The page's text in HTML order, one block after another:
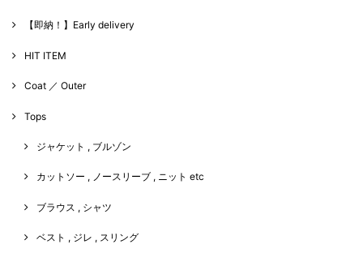
【即納！】Early delivery
HIT ITEM
Coat ／ Outer
Tops
ジャケット , ブルゾン
カットソー , ノースリーブ , ニット etc
ブラウス , シャツ
ベスト , ジレ , スリング